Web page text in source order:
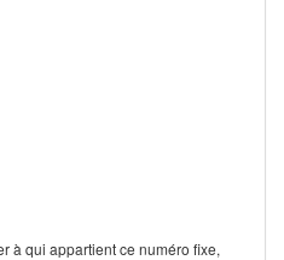
à qui appartient ce numéro fixe,